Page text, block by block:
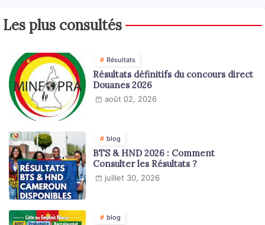
Les plus consultés
Résultats
Résultats définitifs du concours direct
Douanes 2026
août 02, 2026
blog
BTS & HND 2026 : Comment
Consulter les Résultats ?
juillet 30, 2026
blog